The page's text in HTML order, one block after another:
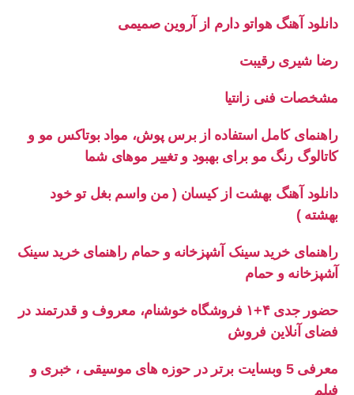
دانلود آهنگ هواتو دارم از آروین صمیمی
رضا شیری رقیبت
مشخصات فنی زانتیا
راهنمای کامل استفاده از برس پوش، مواد بوتاکس مو و
کاتالوگ رنگ مو برای بهبود و تغییر موهای شما
دانلود آهنگ بهشت از کیسان ( من واسم بغل تو خود
بهشته )
راهنمای خرید سینک آشپزخانه و حمام راهنمای خرید سینک
آشپزخانه و حمام
حضور جدی ۴+۱ فروشگاه خوشنام، معروف و قدرتمند در
فضای آنلاین فروش
معرفی 5 وبسایت برتر در حوزه های موسیقی ، خبری و
فیلم